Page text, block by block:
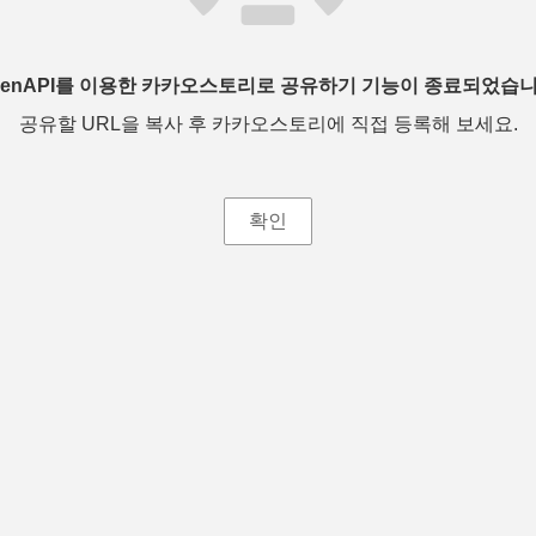
를 이용한 카카오스토리로 공유하기 기능이 종료되었습
공유할 URL을 복사 후 카카오스토리에 직접 등록해 보세요.
확인